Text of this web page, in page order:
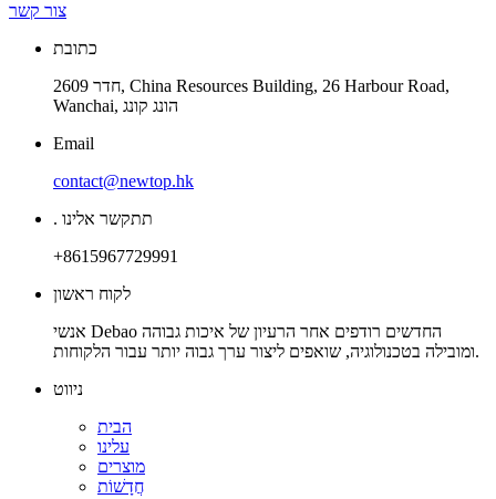
צור קשר
כתובת
חדר 2609, China Resources Building, 26 Harbour Road,
Wanchai, הונג קונג
Email
contact@newtop.hk
. תתקשר אלינו
+8615967729991
לקוח ראשון
אנשי Debao החדשים רודפים אחר הרעיון של איכות גבוהה
ומובילה בטכנולוגיה, שואפים ליצור ערך גבוה יותר עבור הלקוחות.
ניווט
הבית
עלינו
מוצרים
חֲדָשׁוֹת